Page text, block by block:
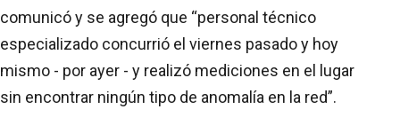
comunicó y se agregó que “personal técnico
especializado concurrió el viernes pasado y hoy
mismo - por ayer - y realizó mediciones en el lugar
sin encontrar ningún tipo de anomalía en la red”.